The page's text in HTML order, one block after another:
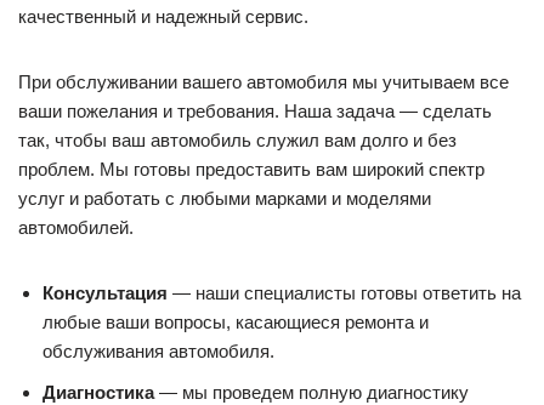
качественный и надежный сервис.
При обслуживании вашего автомобиля мы учитываем все
ваши пожелания и требования. Наша задача — сделать
так, чтобы ваш автомобиль служил вам долго и без
проблем. Мы готовы предоставить вам широкий спектр
услуг и работать с любыми марками и моделями
автомобилей.
Консультация — наши специалисты готовы ответить на
любые ваши вопросы, касающиеся ремонта и
обслуживания автомобиля.
Диагностика— мы проведем полную диагностику